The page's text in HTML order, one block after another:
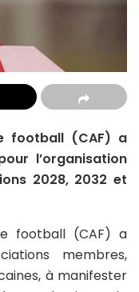
football (CAF) a
l’organisation
2028, 2032 et
football (CAF) a
membres,
à manifester